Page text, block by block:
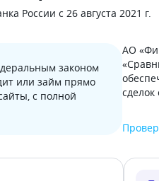
России с 26 августа 2021 г.
законом
или займ прямо
с полной
АО